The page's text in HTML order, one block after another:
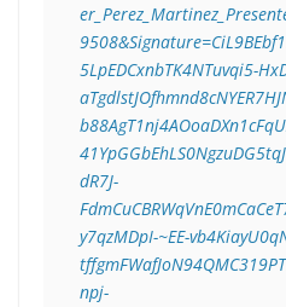
5LpEDCxnbTK4NTuvqi5-
dR7J-
y7qzMDpI-~EE-
npj-